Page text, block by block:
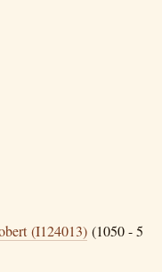
(I124013) (1050 - 5